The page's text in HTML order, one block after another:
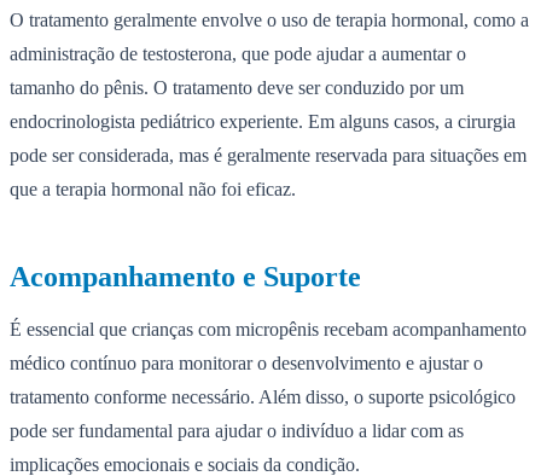
O tratamento geralmente envolve o uso de terapia hormonal, como a
administração de testosterona, que pode ajudar a aumentar o
tamanho do pênis. O tratamento deve ser conduzido por um
endocrinologista pediátrico experiente. Em alguns casos, a cirurgia
pode ser considerada, mas é geralmente reservada para situações em
que a terapia hormonal não foi eficaz.
Acompanhamento e Suporte
É essencial que crianças com micropênis recebam acompanhamento
médico contínuo para monitorar o desenvolvimento e ajustar o
tratamento conforme necessário. Além disso, o suporte psicológico
pode ser fundamental para ajudar o indivíduo a lidar com as
implicações emocionais e sociais da condição.